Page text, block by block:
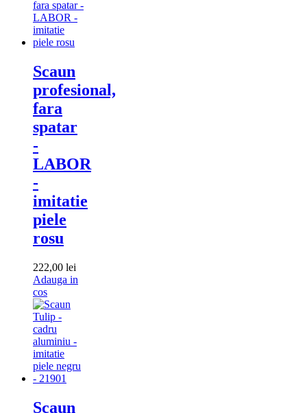
Scaun
profesional,
fara
spatar
-
LABOR
-
imitatie
piele
rosu
222,00 lei
Adauga in
cosAdauga
in
cos
Scaun